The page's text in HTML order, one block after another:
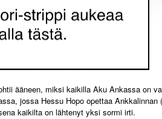
ääneen, miksi kaikilla Aku Ankassa on
jossa Hessu Hopo opettaa Ankkalinnan
kaikilta on lähtenyt yksi sormi irti.